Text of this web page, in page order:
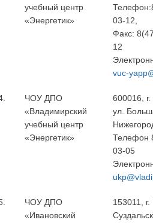
учебный центр
«Энергетик»
03-12,
Факс:
12
vuc-
ЧОУ ДПО
«Владимирский
учебный центр
«Энергетик»
600016,
ул.
Телефон
03‐05
ЧОУ ДПО
«Ивановский
153011,